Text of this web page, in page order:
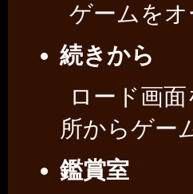
ゲームを
続きから
ロード画
所からゲー
鑑賞室